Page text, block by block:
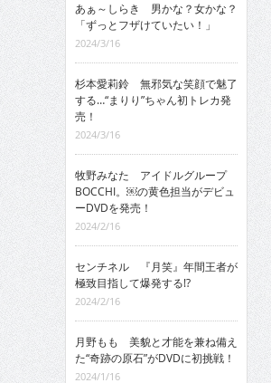
あぁ～しらき 男かな？女かな？
「ずっとフザけていたい！」
2024/3/16
杉本愛莉鈴 無邪気な笑顔で魅了
する…“まりり”ちゃん初トレカ発
売！
2024/3/16
牧野みなた アイドルグループ
BOCCHI。￼の黄色担当がデビュ
ーDVDを発売！
2024/2/16
センチネル 『月笑』年間王者が
極致目指して爆発する!?
2024/2/16
月野もも 美貌と才能を兼ね備え
た“奇跡の原石”がDVDに初挑戦！
2024/1/16